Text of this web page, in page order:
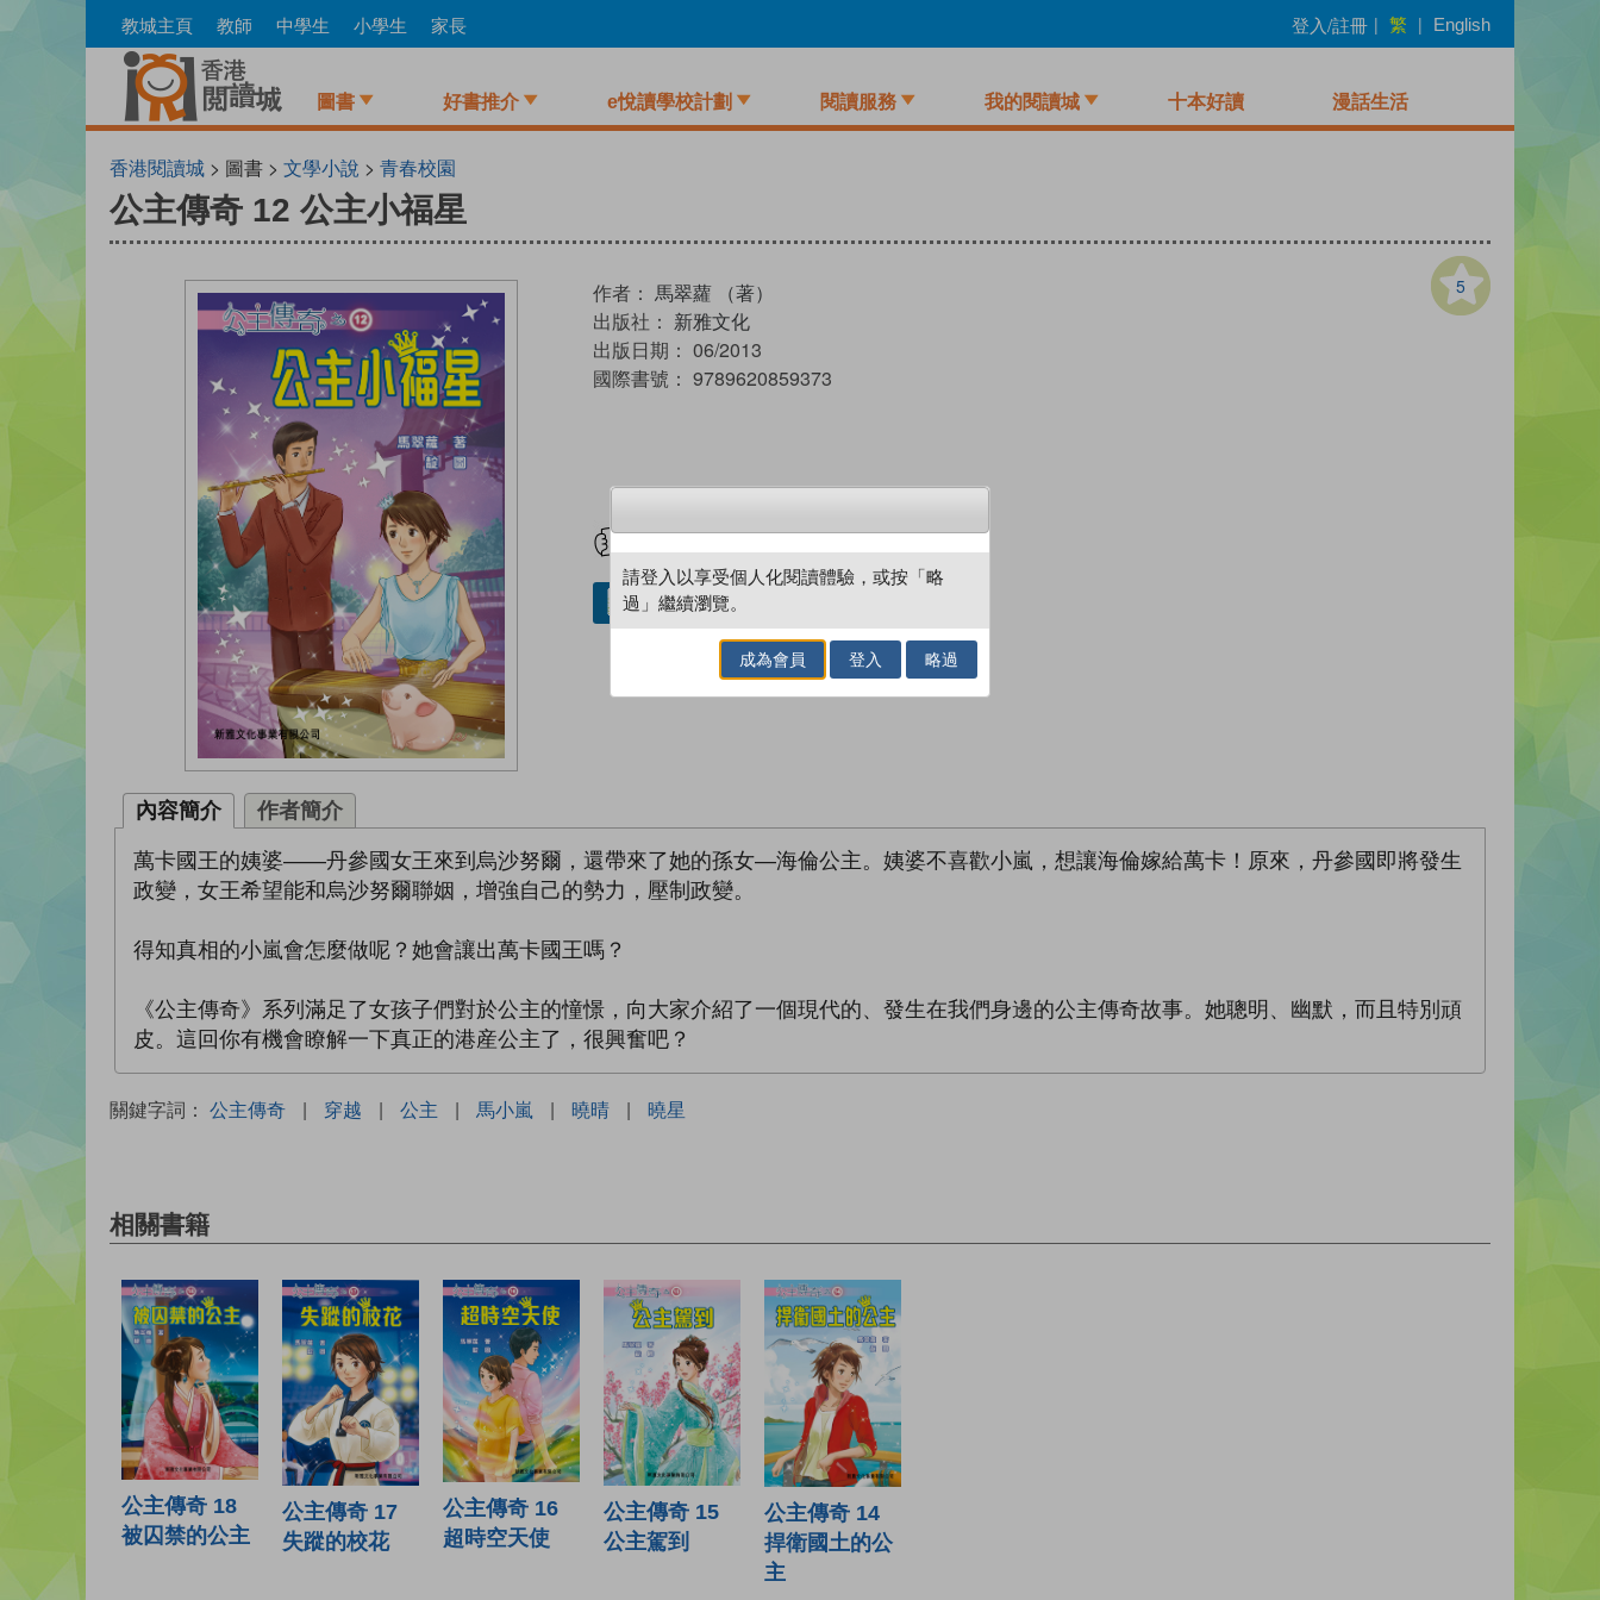
to
教城主頁 教師 中學生 小學生 家長 登入/註冊 | 繁 | English
圖書 好書推介 e悅讀學校計劃 閱讀服務 我的閱讀城 十本好讀 漫話生活
香港閱讀城 > 圖書 > 文學小說 > 青春校園
公主傳奇 12 公主小福星
5
作者： 馬翠蘿 （著）
出版社： 新雅文化
出版日期： 06/2013
國際書號： 9789620859373
借閱實體書
內容簡介 作者簡介
萬卡國王的姨婆——丹參國女王來到烏沙努爾，還帶來了她的孫女—海倫公主。姨婆不喜歡小嵐，想讓海倫嫁給萬卡！原來，丹參國即將發生
政變，女王希望能和烏沙努爾聯姻，增強自己的勢力，壓制政變。
得知真相的小嵐會怎麼做呢？她會讓出萬卡國王嗎？
《公主傳奇》系列滿足了女孩子們對於公主的憧憬，向大家介紹了一個現代的、發生在我們身邊的公主傳奇故事。她聰明、幽默，而且特別頑
皮。這回你有機會瞭解一下真正的港産公主了，很興奮吧？
關鍵字詞： 公主傳奇 | 穿越 | 公主 | 馬小嵐 | 曉晴 | 曉星
相關書籍
公主傳奇 18
被囚禁的公主
公主傳奇 17
失蹤的校花
公主傳奇 16
超時空天使
公主傳奇 15
公主駕到
公主傳奇 14
捍衛國土的公
主
請登入以享受個人化閱讀體驗，或按「略
過」繼續瀏覽。
成為會員 登入 略過